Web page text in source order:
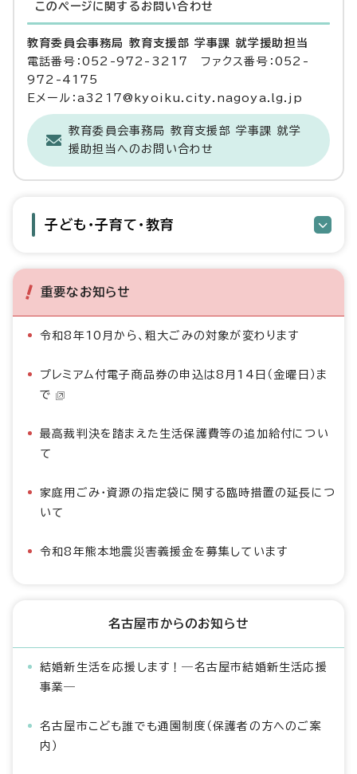
このページに関する お問い合わせ
教育委員会事務局 教育支援部 学事課 就学援助担当
電話番号：052-972-3217 ファクス番号：052-
972-4175
Eメール：a3217@kyoiku.city.nagoya.lg.jp
教育委員会事務局 教育支援部 学事課 就学
援助担当へのお問い合わせ
子ども・子育て・教育
重要なお知らせ
令和8年10月から、粗大ごみの対象が変わります
プレミアム付電子商品券の申込は8月14日（金曜日）ま
で
最高裁判決を踏まえた生活保護費等の追加給付につい
て
家庭用ごみ・資源の指定袋に関する臨時措置の延長につ
いて
令和8年熊本地震災害義援金を募集しています
名古屋市からのお知らせ
結婚新生活を応援します！―名古屋市結婚新生活応援
事業―
名古屋市こども誰でも通園制度（保護者の方へのご案
内）